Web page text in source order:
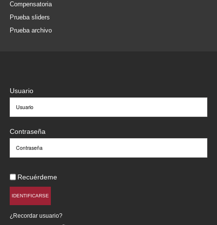
Compensatoria
Prueba sliders
Prueba archivo
Usuario
Contraseña
Recuérdeme
IDENTIFICARSE
¿Recordar usuario?